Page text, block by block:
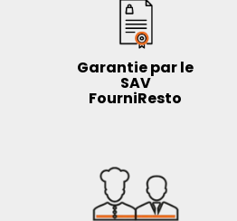
Garantie par le
SAV
FourniResto